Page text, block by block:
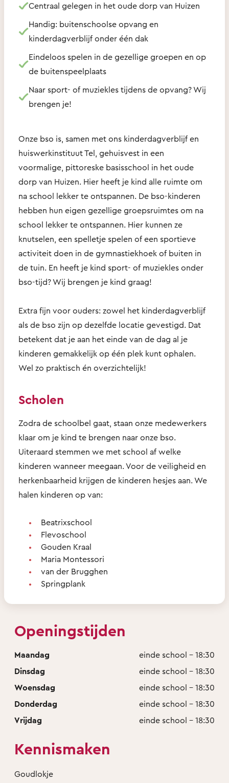
Centraal gelegen in het oude dorp van Huizen
Handig: buitenschoolse opvang en
kinderdagverblijf onder één dak
Eindeloos spelen in de gezellige groepen en op
de buitenspeelplaats
Naar sport- of muziekles tijdens de opvang? Wij
brengen je!
Onze bso is, samen met ons kinderdagverblijf en
huiswerkinstituut Tel, gehuisvest in een
voormalige, pittoreske basisschool in het oude
dorp van Huizen. Hier heeft je kind alle ruimte om
na school lekker te ontspannen. De bso-kinderen
hebben hun eigen gezellige groepsruimtes om na
school lekker te ontspannen. Hier kunnen ze
knutselen, een spelletje spelen of een sportieve
activiteit doen in de gymnastiekhoek of buiten in
de tuin. En heeft je kind sport- of muziekles onder
bso-tijd? Wij brengen je kind graag!
Extra fijn voor ouders: zowel het kinderdagverblijf
als de bso zijn op dezelfde locatie gevestigd. Dat
betekent dat je aan het einde van de dag al je
kinderen gemakkelijk op één plek kunt ophalen.
Wel zo praktisch én overzichtelijk!
Scholen
Zodra de schoolbel gaat, staan onze medewerkers
klaar om je kind te brengen naar onze bso.
Uiteraard stemmen we met school af welke
kinderen wanneer meegaan. Voor de veiligheid en
herkenbaarheid krijgen de kinderen hesjes aan. We
halen kinderen op van:
Beatrixschool
Flevoschool
Gouden Kraal
Maria Montessori
van der Brugghen
Springplank
Openingstijden
Maandag
einde school - 18:30
Dinsdag
einde school - 18:30
Woensdag
einde school - 18:30
Donderdag
einde school - 18:30
Vrijdag
einde school - 18:30
Kennismaken
Goudlokje